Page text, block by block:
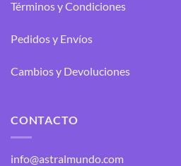
Términos y Condiciones
Pedidos y Envíos
Cambios y Devoluciones
CONTACTO
info@astralmundo.com